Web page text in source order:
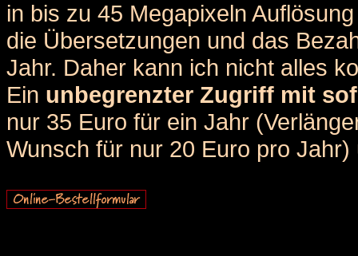
in bis zu 45 Megapixeln
die Übersetzungen und das
Jahr. Daher kann ich nicht alles
Ein unbegrenzter Zugriff mit
nur 35 Euro für ein Jahr
Wunsch für nur 20 Euro pro